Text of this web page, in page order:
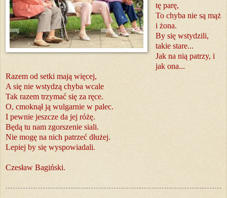
tę parę,
To chyba nie są mąż
i żona.
By się wstydzili,
takie stare...
Jak na nią patrzy, i
jak ona...
Razem od setki mają więcej,
A się nie wstydzą chyba wcale
Tak razem trzymać się za ręce.
O, cmoknął ją wulgarnie w palec.
I pewnie jeszcze da jej różę.
Będą tu nam zgorszenie siali.
Nie mogę na nich patrzeć dłużej.
Lepiej by się wyspowiadali.
Czesław Bagiński.